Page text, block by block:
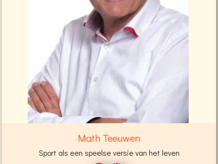
Math Teeuwen
Sport als een speelse versie van het leven